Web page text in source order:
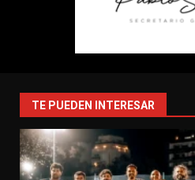
TE PUEDEN INTERESAR